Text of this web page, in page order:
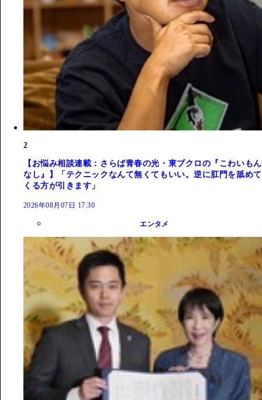
2
【お悩み相談連載：さらば青春の光・東ブクロの『こわいもん
なし』】「テクニックなんて無くてもいい。逆に肛門を舐めて
くる方が引きます」
2026年08月07日 17:30
エンタメ